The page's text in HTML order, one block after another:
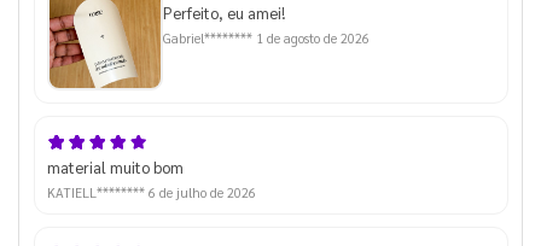
Perfeito, eu amei!
Gabriel******** 1 de agosto de 2026
material muito bom
KATIELL******** 6 de julho de 2026